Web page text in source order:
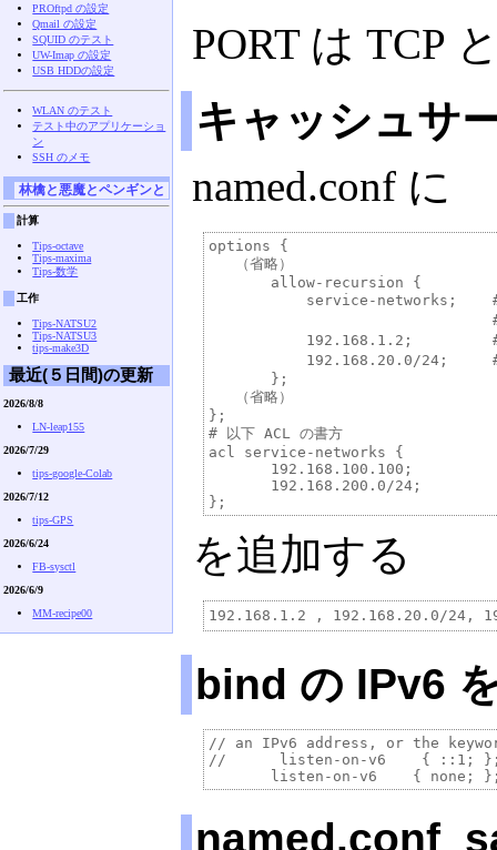
PORT は TCP
キャッシュサ
named.conf に
options {
   （省略）
       allow-recursion {
service-networks;    #
#
192.168.1.2;         #
192.168.20.0/24;     #
       };
   （省略）
};
# 以下 ACL の書方
acl service-networks {
       192.168.100.100;
       192.168.200.0/24;
を追加する
bind の IPv6
// an IPv6 address, or the
//      listen-on-v6    { ::1;
PROftpd の設定
Qmail の設定
SQUID のテスト
UW-Imap の設定
USB HDDの設定
WLAN のテスト
テスト中のアプリケーショ
ン
SSH のメモ
林檎と悪魔とペンギンと
計算
Tips-octave
Tips-maxima
Tips-数学
工作
Tips-NATSU2
Tips-NATSU3
tips-make3D
最近(５日間)の更新
2026/8/8
LN-leap155
2026/7/29
tips-google-Colab
2026/7/12
tips-GPS
2026/6/24
FB-sysctl
2026/6/9
MM-recipe00